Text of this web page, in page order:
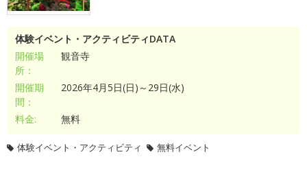
体験イベント・アクティビティDATA
開催場
所：
観音寺
開催期
間：
2026年4月5日(日)～29日(水)
料金: 無料
体験イベント・アクティビティ 無料イベント